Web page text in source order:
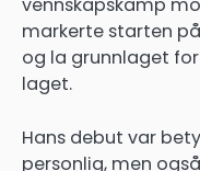
vennskapskamp
markerte starten
og la grunnlaget
laget.
Hans debut var
personlig, men